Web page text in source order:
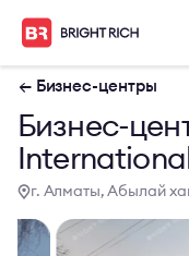
← Бизнес-центры
Бизнес-
г. Алматы, Абылай